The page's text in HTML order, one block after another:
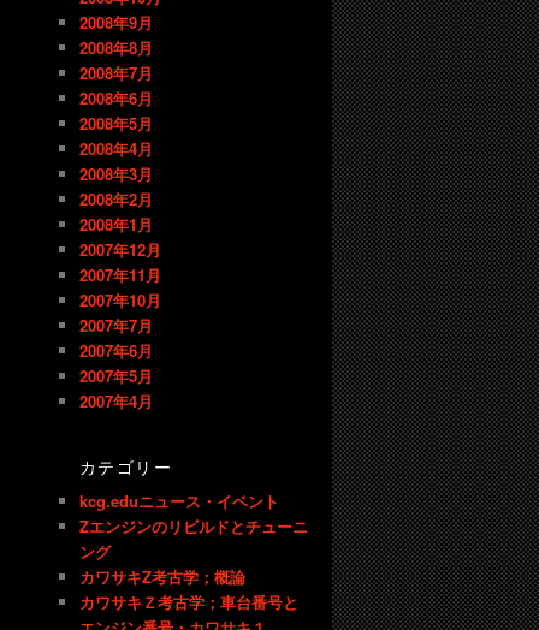
2008年9月
2008年8月
2008年7月
2008年6月
2008年5月
2008年4月
2008年3月
2008年2月
2008年1月
2007年12月
2007年11月
2007年10月
2007年7月
2007年6月
2007年5月
2007年4月
カテゴリー
kcg.eduニュース・イベント
Zエンジンのリビルドとチューニ
ング
カワサキZ考古学；概論
カワサキＺ考古学；車台番号と